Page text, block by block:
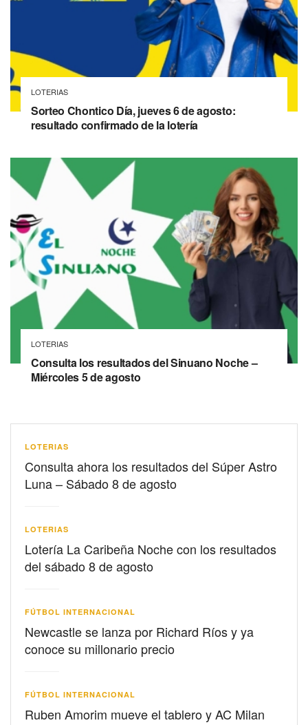
LOTERIAS
Sorteo Chontico Día, jueves 6 de agosto:
resultado confirmado de la lotería
LOTERIAS
Consulta los resultados del Sinuano Noche –
Miércoles 5 de agosto
LOTERIAS
Consulta ahora los resultados del Súper Astro
Luna – Sábado 8 de agosto
LOTERIAS
Lotería La Caribeña Noche con los resultados
del sábado 8 de agosto
FÚTBOL INTERNACIONAL
Newcastle se lanza por Richard Ríos y ya
conoce su millonario precio
FÚTBOL INTERNACIONAL
Ruben Amorim mueve el tablero y AC Milan